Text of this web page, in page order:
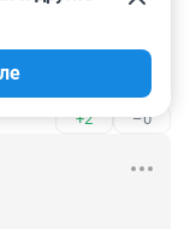
долг. не было
солдата
+2 –0